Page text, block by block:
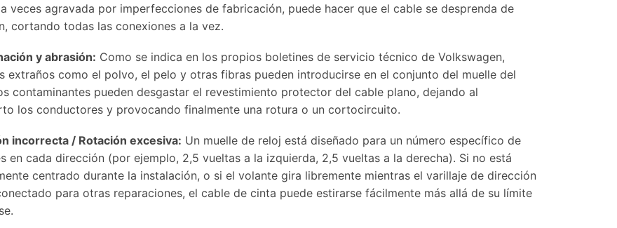
veces agravada por imperfecciones de fabricación, puede hacer que el cable se desprenda de
cortando todas las conexiones a la vez.
y abrasión: Como se indica en los propios boletines de servicio técnico de Volkswagen,
extraños como el polvo, el pelo y otras fibras pueden introducirse en el conjunto del muelle del
contaminantes pueden desgastar el revestimiento protector del cable plano, dejando al
los conductores y provocando finalmente una rotura o un cortocircuito.
incorrecta / Rotación excesiva: Un muelle de reloj está diseñado para un número específico de
en cada dirección (por ejemplo, 2,5 vueltas a la izquierda, 2,5 vueltas a la derecha). Si no está
centrado durante la instalación, o si el volante gira libremente mientras el varillaje de dirección
para otras reparaciones, el cable de cinta puede estirarse fácilmente más allá de su límite